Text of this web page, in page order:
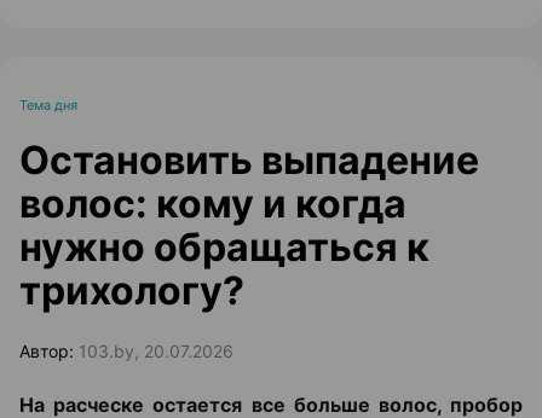
Тема дня
Остановить выпадение
волос: кому и когда
нужно обращаться к
трихологу?
Автор: 103.by, 20.07.2026
На расческе остается все больше волос, пробор